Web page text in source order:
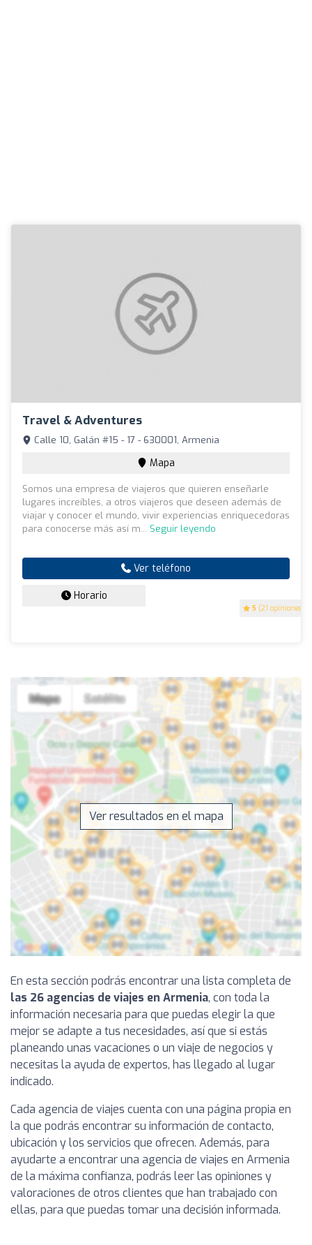
Travel & Adventures
5 (21 opiniones)
Calle 10, Galán #15 - 17 - 630001, Armenia
Mapa
Somos una empresa de viajeros que quieren enseñarle
lugares increíbles, a otros viajeros que deseen además de
viajar y conocer el mundo, vivir experiencias enriquecedoras
para conocerse más así m... Seguir leyendo
Ver teléfono
Horario
Ver resultados en el mapa
En esta sección podrás encontrar una lista completa de
las 26 agencias de viajes en Armenia, con toda la
información necesaria para que puedas elegir la que
mejor se adapte a tus necesidades, así que si estás
planeando unas vacaciones o un viaje de negocios y
necesitas la ayuda de expertos, has llegado al lugar
indicado.
Cada agencia de viajes cuenta con una página propia en
la que podrás encontrar su información de contacto,
ubicación y los servicios que ofrecen. Además, para
ayudarte a encontrar una agencia de viajes en Armenia
de la máxima confianza, podrás leer las opiniones y
valoraciones de otros clientes que han trabajado con
ellas, para que puedas tomar una decisión informada.